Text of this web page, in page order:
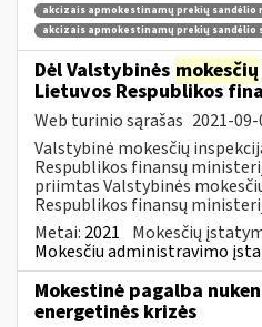
akcizais apmokestinamų prekių sandėlio
akcizais apmokestinamų prekių sandėlio
Dėl Valstybinės mokesčių
Lietuvos Respublikos
Web turinio sąrašas 2021-
Valstybinė mokesčių
Respublikos finansų
priimtas Valstybinės
Respublikos finansų
Metai: 2021 Mokesčių
Mokesčiu administravimo
Mokestinė pagalba
energetinės krizės